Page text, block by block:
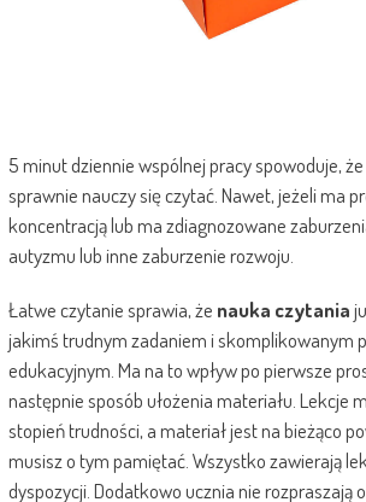
5 minut dziennie wspólnej pracy spowoduje,
sprawnie nauczy się czytać. Nawet, jeżeli ma
koncentracją lub ma zdiagnozowane
autyzmu lub inne zaburzenie rozwoju.
Łatwe czytanie sprawia, że nauka czytania
jakimś trudnym zadaniem i skomplikowanym
edukacyjnym. Ma na to wpływ po pierwsze
następnie sposób ułożenia materiału. Lekcje
stopień trudności, a materiał jest na bieżąco
musisz o tym pamiętać. Wszystko zawierają
dyspozycji. Dodatkowo ucznia nie rozpraszają